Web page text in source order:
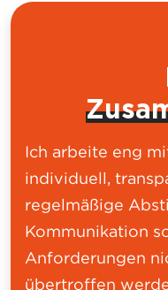
Ich arbeite eng
individuell,
regelmäßige
Kommunikation
Anforderungen
übertroffen